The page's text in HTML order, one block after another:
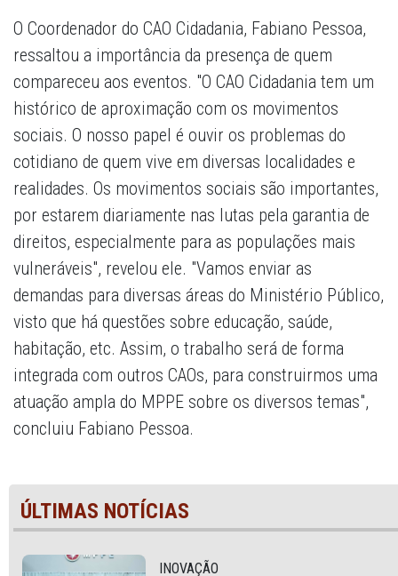
O Coordenador do CAO Cidadania, Fabiano Pessoa,
ressaltou a importância da presença de quem
compareceu aos eventos. "O CAO Cidadania tem um
histórico de aproximação com os movimentos
sociais. O nosso papel é ouvir os problemas do
cotidiano de quem vive em diversas localidades e
realidades. Os movimentos sociais são importantes,
por estarem diariamente nas lutas pela garantia de
direitos, especialmente para as populações mais
vulneráveis", revelou ele. "Vamos enviar as
demandas para diversas áreas do Ministério Público,
visto que há questões sobre educação, saúde,
habitação, etc. Assim, o trabalho será de forma
integrada com outros CAOs, para construirmos uma
atuação ampla do MPPE sobre os diversos temas",
concluiu Fabiano Pessoa.
ÚLTIMAS NOTÍCIAS
INOVAÇÃO